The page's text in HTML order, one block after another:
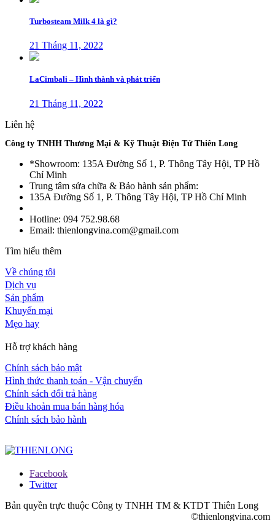
Turbosteam Milk 4 là gì?
21 Tháng 11, 2022
LaCimbali – Hình thành và phát triển
21 Tháng 11, 2022
Liên hệ
Công ty TNHH Thương Mại & Kỹ Thuật Điện Tử Thiên Long
*Showroom: 135A Đường Số 1, P. Thông Tây Hội, TP Hồ
Chí Minh
Trung tâm sửa chữa & Bảo hành sản phẩm:
135A Đường Số 1, P. Thông Tây Hội, TP Hồ Chí Minh
Hotline: 094 752.98.68
Email: thienlongvina.com@gmail.com
Tìm hiểu thêm
Về chúng tôi
Dịch vụ
Sản phẩm
Khuyến mại
Mẹo hay
Hỗ trợ khách hàng
Chính sách bảo mật
Hình thức thanh toán - Vận chuyển
Chính sách đổi trả hàng
Điều khoản mua bán hàng hóa
Chính sách bảo hành
Facebook
Twitter
Bản quyền trực thuộc Công ty TNHH TM & KTDT Thiên Long
©thienlongvina.com